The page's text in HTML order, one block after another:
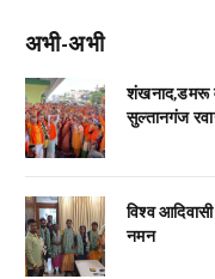
अभी-अभी
शंखनाद,डमरू
सुल्तानगंज
विश्व
नमन